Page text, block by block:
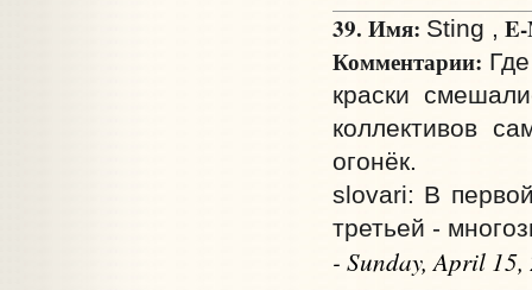
39. Имя: Sting ,
Комментарии:
краски
коллективов
огонёк.
slovari: В
третьей -
- Sunday, April